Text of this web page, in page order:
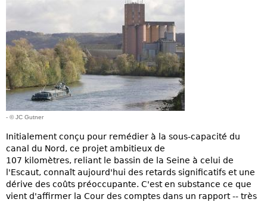
- © JC Gutner
Initialement conçu pour remédier à la sous-capacité du
canal du Nord, ce projet ambitieux de
107 kilomètres, reliant le bassin de la Seine à celui de
l'Escaut, connaît aujourd'hui des retards significatifs et une
dérive des coûts préoccupante. C'est en substance ce que
vient d'affirmer la Cour des comptes dans un rapport -- très